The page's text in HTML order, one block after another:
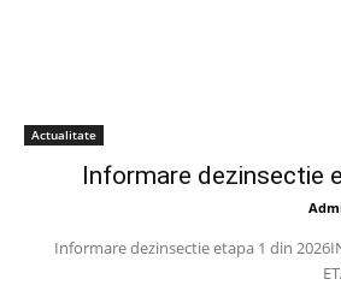
Actualitate
Informare dezinsectie
Informare dezinsectie etapa 1 din